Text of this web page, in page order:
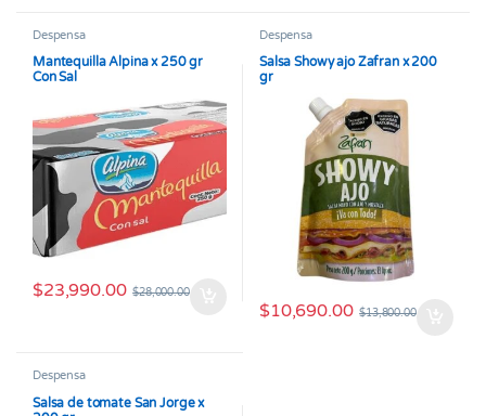
Despensa
Mantequilla Alpina x 250 gr
Con Sal
$23,990.00 $28,000.00
Despensa
Salsa Showy ajo Zafran x 200
gr
$10,690.00 $13,800.00
Despensa
Salsa de tomate San Jorge x